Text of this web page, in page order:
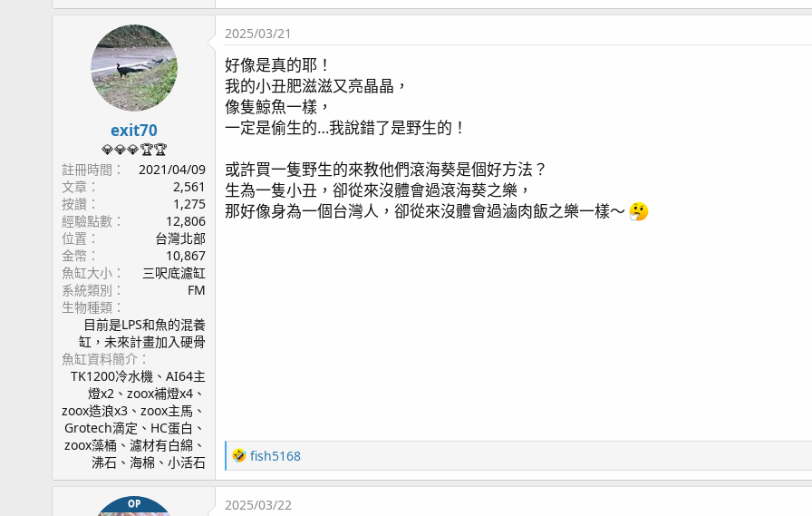
exit70
💎💎💎🏆🏆
註冊時間
2021/04/09
文章
2,561
按讚
1,275
經驗點數
12,806
位置
台灣北部
金幣
10,867
魚缸大小
三呎底濾缸
系統類別
FM
生物種類
目前是LPS和魚的混養
缸，未來計畫加入硬骨
魚缸資料簡介
TK1200冷水機、AI64主
燈x2、zoox補燈x4、
zoox造浪x3、zoox主馬、
Grotech滴定、HC蛋白、
zoox藻桶、濾材有白綿、
沸石、海棉、小活石
2025/03/21
好像是真的耶！
我的小丑肥滋滋又亮晶晶，
像隻鯨魚一樣，
一定是偷生的…我說錯了是野生的！
或許買一隻野生的來教他們滾海葵是個好方法？
生為一隻小丑，卻從來沒體會過滾海葵之樂，
那好像身為一個台灣人，卻從來沒體會過滷肉飯之樂一樣～
R
e
a
c
fish5168
OP 2025/03/22